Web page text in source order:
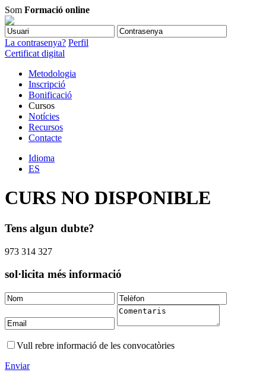
Som Formació online
La contrasenya? Perfil
Certificat digital
Metodologia
Inscripció
Bonificació
Cursos
Notícies
Recursos
Contacte
Idioma
ES
CURS NO DISPONIBLE
Tens algun dubte?
973 314 327
sol·licita més informació
Vull rebre informació de les convocatòries
Enviar